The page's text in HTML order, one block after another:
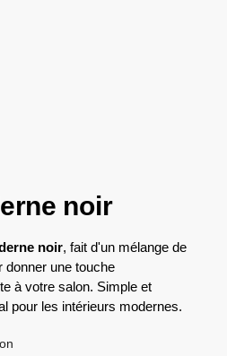
noir
noir, fait d'un mélange de
donner une touche
à votre salon. Simple et
pour les intérieurs modernes.